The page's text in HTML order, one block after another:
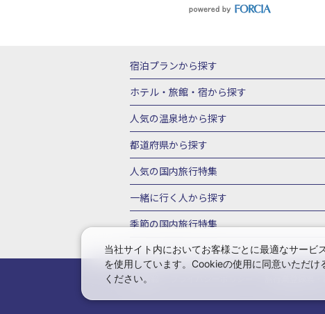
宿泊プランから探す
北海道
東北 青森県
栃木県
群馬県 北陸 富山県 石川県
三重県
近畿 滋賀県 京都府 大阪府
岡山県
広島県
ホテル・旅館・宿から探す
北海道ホテル・旅館
山形県ホテル・旅館
福島県ホテル・旅館
千葉県ホテル・旅館
茨城県ホテル・旅館
石川県ホテル・旅館
静岡県ホテル・旅館
京都府ホテル・旅館
大阪府ホテル・旅館
広島県ホテル・旅館
鳥取県ホテル・旅館
佐賀県ホテル・旅館
長崎県ホテル・旅館
人気の温泉地から探す
北海道
湯の川温泉(北海道)
川湯温泉(北海道)
層雲峡温泉(北海道)
鳴子温泉(宮城)
秋保温泉(宮城) 飯坂温
鬼怒川温泉(栃木)
川治温泉(栃木)
伊豆箱根
箱根湯本温泉(神奈川)
白骨温泉(長野)
湯田中渋温泉(長野) 昼
有馬温泉(兵庫)
長門湯本(山口)
四国 こんぴら温泉(香川)
都道府県から探す
北海道旅行・ツアー
山形旅行・ツアー
福島旅行・ツアー 関
茨城旅行・ツアー
栃木旅行・ツアー 群
甲信越
山梨旅行・ツアー 新潟旅行・ツ
愛知旅行・ツアー
三重旅行・ツアー 関
奈良旅行・ツアー
和歌山旅行・ツアー
中国
福岡旅行・ツアー
佐賀旅行・ツアー 長
人気の国内旅行特集
東京ディズニーリゾート®への旅
一緒に行く人から探す
一人旅 国内版
家族・子連れ旅行 国内版
季節の国内旅行特集
桜・お花見特集
ゴールデンウィーク（
9月の国内旅行
10月の国内旅行 11月の
1月の国内旅行
会社情報
当社サイト内においてお客様ごとに最適なサー
を使用しています。Cookieの使用に同意いただ
ください。